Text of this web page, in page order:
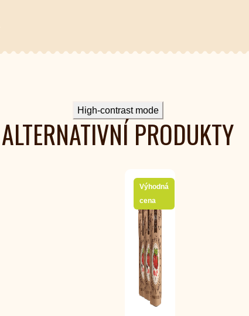
High-contrast mode
ALTERNATIVNÍ PRODUKTY
Výhodná
cena